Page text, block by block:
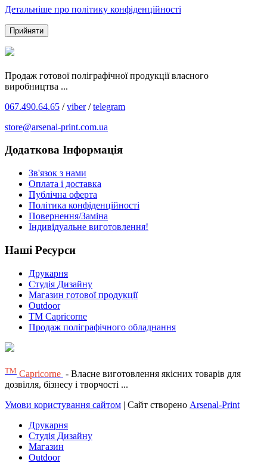
Детальніше про політику конфіденційності
Прийняти
Продаж готової поліграфічної продукції власного
виробництва ...
067.490.64.65 /viber/telegram
store@arsenal-print.com.ua
Додаткова Інформація
Зв'язок з нами
Оплата і доставка
Публічна оферта
Політика конфіденційності
Повернення/Заміна
Індивідуальне виготовлення!
Наші Ресурси
Друкарня
Студія Дизайну
Магазин готової продукції
Outdoor
TM Capricorne
Продаж поліграфічного обладнання
ТМ Capricorne - Власне виготовлення якісних товарів для
дозвілля, бізнесу і творчості ...
Умови користування сайтом | Сайт створено Arsenal-Print
Друкарня
Студія Дизайну
Магазин
Outdoor